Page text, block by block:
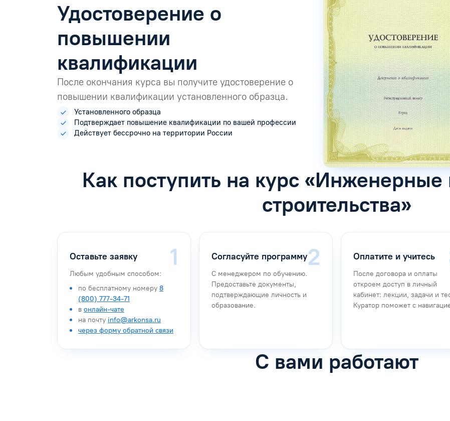
Удостоверение о
повышении
квалификации
После окончания курса вы получите удостоверение о
повышении квалификации установленного образца.
Установленного образца
Подтверждает повышение квалификации по вашей профессии
Действует бессрочно на территории России
Как поступить на курс «Инженерные
строительства»
Оставьте заявку
Любым удобным способом:
по бесплатному номеру 8
(800) 777-34-71
в онлайн-чате
на почту info@arkonsa.ru
через форму обратной связи
Согласуйте программу
С менеджером по обучению.
Предоставьте документы,
подтверждающие личность и
образование.
Оплатите и учитесь
После договора и оплаты
откроем доступ в личный
кабинет: лекции, задачи и
Куратор поможет с
С вами работают